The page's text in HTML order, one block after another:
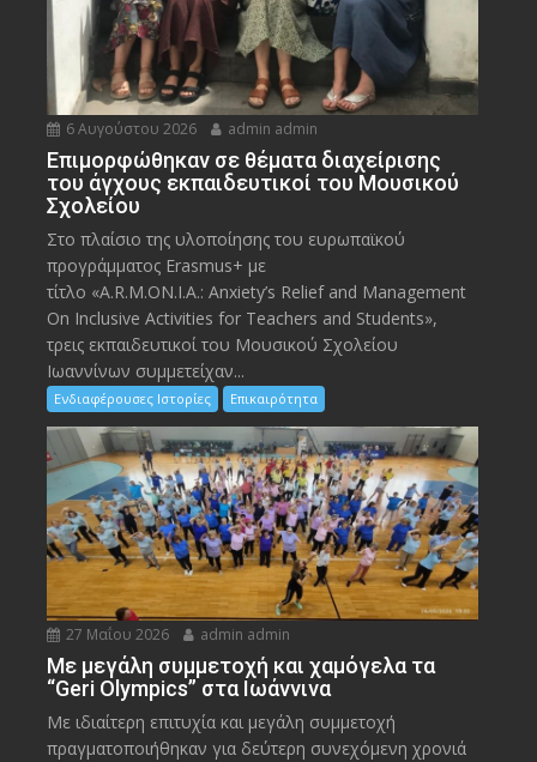
6 Αυγούστου 2026 admin admin
Eπιμορφώθηκαν σε θέματα διαχείρισης
του άγχους εκπαιδευτικοί του Μουσικού
Σχολείου
Στο πλαίσιο της υλοποίησης του ευρωπαϊκού
προγράμματος Erasmus+ με
τίτλο «A.R.M.ON.I.A.: Anxiety’s Relief and Management
On Inclusive Activities for Teachers and Students»,
τρεις εκπαιδευτικοί του Μουσικού Σχολείου
Ιωαννίνων συμμετείχαν...
Ενδιαφέρουσες Ιστορίες Επικαιρότητα
27 Μαΐου 2026 admin admin
Με μεγάλη συμμετοχή και χαμόγελα τα
“Geri Olympics” στα Ιωάννινα
Με ιδιαίτερη επιτυχία και μεγάλη συμμετοχή
πραγματοποιήθηκαν για δεύτερη συνεχόμενη χρονιά